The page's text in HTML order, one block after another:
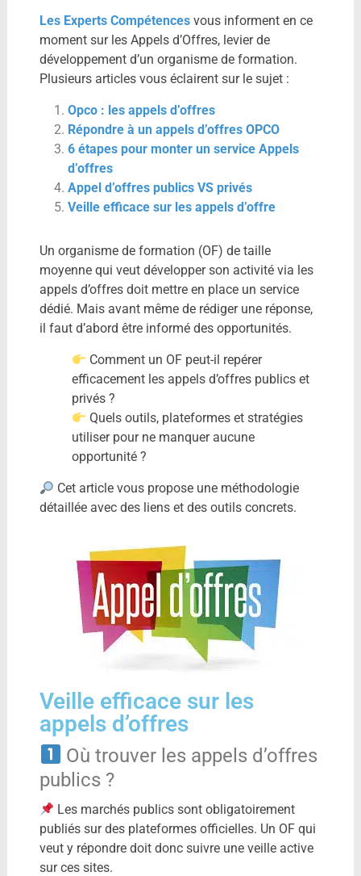
Les Experts Compétencesvous informent en ce
moment sur les Appels d’Offres, levier de
développement d’un organisme de formation.
Plusieurs articles vous éclairent sur le sujet :
Opco : les appels d’offres
Répondre à un appels d’offres OPCO
6 étapes pour monter un service Appels
d’offres
Appel d’offres publics VS privés
Veille efficace sur les appels d’offre
Un organisme de formation (OF) de taille
moyenne qui veut développer son activité via les
appels d’offres doit mettre en place un service
dédié. Mais avant même de rédiger une réponse,
il faut d’abord être informé des opportunités.
Comment un OF peut-il repérer
efficacement les appels d’offres publics et
privés ?
Quels outils, plateformes et stratégies
utiliser pour ne manquer aucune
opportunité ?
Cet article vous propose une méthodologie
détaillée avec des liens et des outils concrets.
Veille efficace sur les
appels d’offres
Où trouver les appels d’offres
publics ?
Les marchés publics sont obligatoirement
publiés sur des plateformes officielles. Un OF qui
veut y répondre doit donc suivre une veille active
sur ces sites.